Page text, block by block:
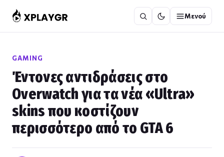
στο
περιεχόμενο
Μενού
GAMING
Έντονες αντιδράσεις στο
Overwatch για τα νέα «Ultra»
skins που κοστίζουν
περισσότερο από το GTA 6